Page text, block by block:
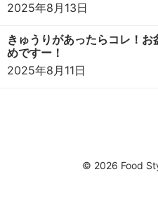
2025年8月13日
きゅうりがあったらコレ！
めですー！
2025年8月11日
© 2026 Food